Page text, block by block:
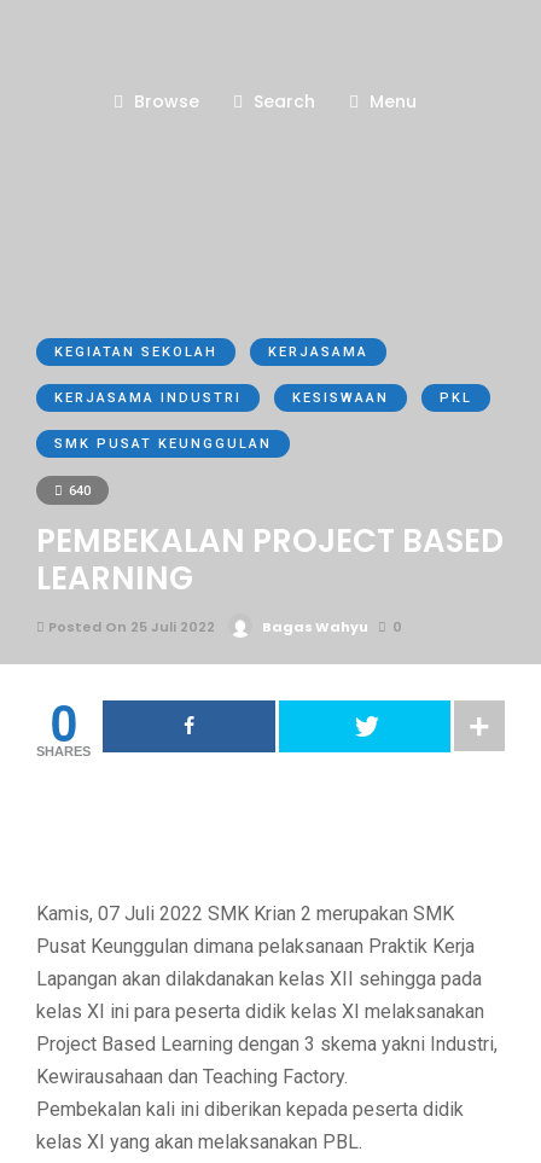
Browse Search Menu
KEGIATAN SEKOLAH KERJASAMA
KERJASAMA INDUSTRI KESISWAAN PKL
SMK PUSAT KEUNGGULAN
640
PEMBEKALAN PROJECT BASED
LEARNING
Posted On 25 Juli 2022 Bagas Wahyu 0
0
SHARES
Kamis, 07 Juli 2022 SMK Krian 2 merupakan SMK
Pusat Keunggulan dimana pelaksanaan Praktik Kerja
Lapangan akan dilakdanakan kelas XII sehingga pada
kelas XI ini para peserta didik kelas XI melaksanakan
Project Based Learning dengan 3 skema yakni Industri,
Kewirausahaan dan Teaching Factory.
Pembekalan kali ini diberikan kepada peserta didik
kelas XI yang akan melaksanakan PBL.